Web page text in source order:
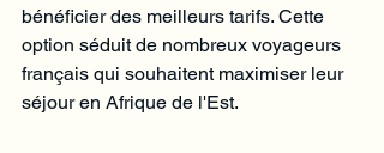
bénéficier des meilleurs tarifs. Cette
option séduit de nombreux voyageurs
français qui souhaitent maximiser leur
séjour en Afrique de l'Est.